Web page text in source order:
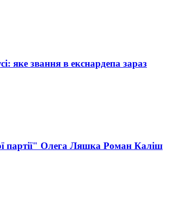
яке звання в екснардепа зараз
партії" Олега Ляшка Роман Каліш